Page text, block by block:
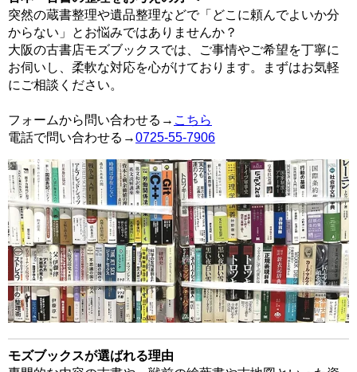
突然の蔵書整理や遺品整理などで「どこに頼んでよいか分
からない」とお悩みではありませんか？
大阪の古書店モズブックスでは、ご事情やご希望を丁寧に
お伺いし、柔軟な対応を心がけております。まずはお気軽
にご相談ください。
フォームから問い合わせる→ こちら
電話で問い合わせる→0725-55-7906
モズブックスが選ばれる理由